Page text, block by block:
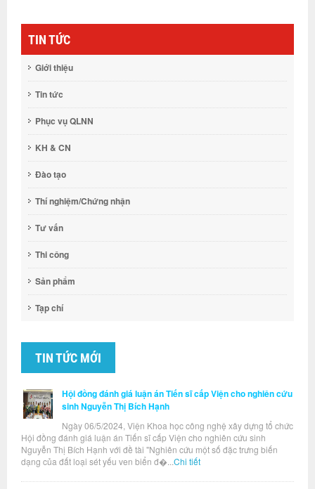
TIN TỨC
Giới thiệu
Tin tức
Phục vụ QLNN
KH & CN
Đào tạo
Thí nghiệm/Chứng nhận
Tư vấn
Thi công
Sản phẩm
Tạp chí
TIN TỨC MỚI
Hội đồng đánh giá luận án Tiến sĩ cấp Viện cho nghiên cứu
sinh Nguyễn Thị Bích Hạnh
Ngày 06/5/2024, Viện Khoa học công nghệ xây dựng tổ chức
Hội đồng đánh giá luận án Tiến sĩ cấp Viện cho nghiên cứu sinh
Nguyễn Thị Bích Hạnh với đề tài "Nghiên cứu một số đặc trưng biến
dạng của đất loại sét yếu ven biển đ�... Chi tiết